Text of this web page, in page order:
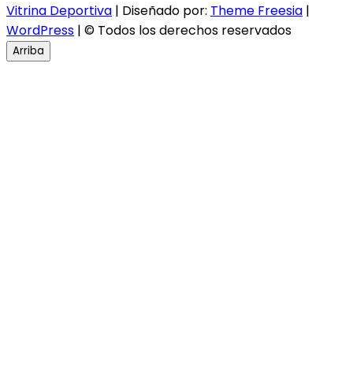
Vitrina Deportiva | Diseñado por: Theme Freesia |
WordPress | © Todos los derechos reservados
Arriba